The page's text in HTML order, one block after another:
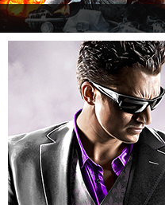
3 utolsó, End Game